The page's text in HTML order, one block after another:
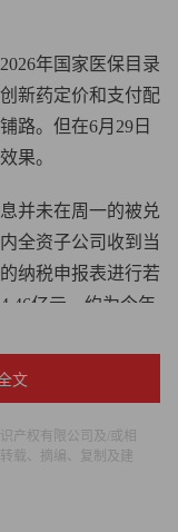
年国家医保目录
新药定价和支付配
路。但在6月29日
果。
并未在周一的被兑
全资子公司收到当
纳税申报表进行若
亿元，约为今年
股上涨5.18%，A
实现归母净利润
八年的连续亏
文
产权有限公司及/或相
载、摘编、复制及建